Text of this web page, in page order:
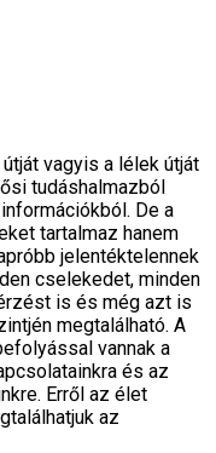
vagyis a lélek útját
tudáshalmazból
De a
tartalmaz hanem
jelentéktelennek
cselekedet, minden
is és még azt is
megtalálható. A
vannak a
és az
Erről az élet
az